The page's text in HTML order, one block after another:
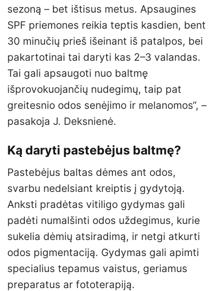
sezoną – bet ištisus metus. Apsaugines
SPF priemones reikia teptis kasdien, bent
30 minučių prieš išeinant iš patalpos, bei
pakartotinai tai daryti kas 2–3 valandas.
Tai gali apsaugoti nuo baltmę
išprovokuojančių nudegimų, taip pat
greitesnio odos senėjimo ir melanomos“, –
pasakoja J. Deksnienė.
Ką daryti pastebėjus baltmę?
Pastebėjus baltas dėmes ant odos,
svarbu nedelsiant kreiptis į gydytoją.
Anksti pradėtas vitiligo gydymas gali
padėti numalšinti odos uždegimus, kurie
sukelia dėmių atsiradimą, ir netgi atkurti
odos pigmentaciją. Gydymas gali apimti
specialius tepamus vaistus, geriamus
preparatus ar fototerapiją.